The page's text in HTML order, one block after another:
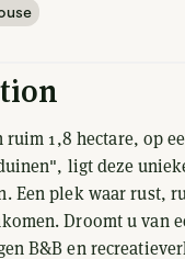
ruim 1,8 hectare, op
ligt deze
Een plek waar rust,
Droomt u van
B&B en